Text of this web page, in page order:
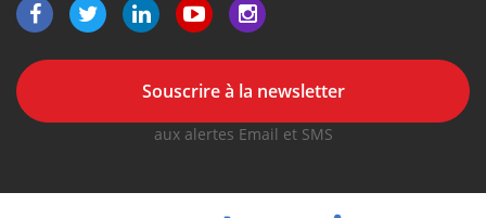
Souscrire à la newsletter
aux alertes Email et SMS